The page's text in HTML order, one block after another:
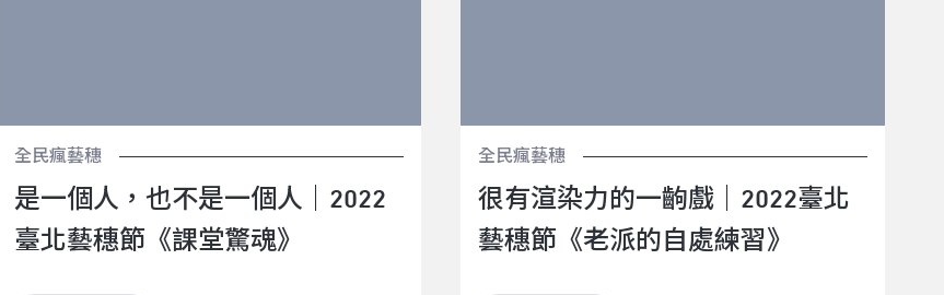
全民瘋藝穗
是一個人，也不是一個人｜2022
臺北藝穗節《課堂驚魂》
全民瘋藝穗
很有渲染力的一齣戲｜2022臺北
藝穗節《老派的自處練習》